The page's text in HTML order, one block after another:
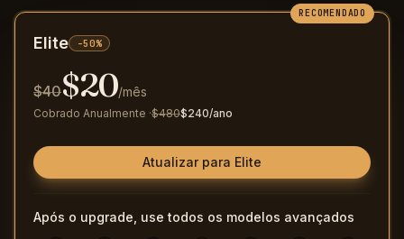
RECOMENDADO
Elite -50%
$40$20/mês
Cobrado Anualmente ·$480$240/ano
Atualizar para Elite
Após o upgrade, use todos os modelos avançados